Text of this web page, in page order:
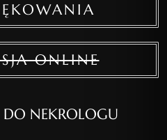
ONLINE
NEKROLOGU